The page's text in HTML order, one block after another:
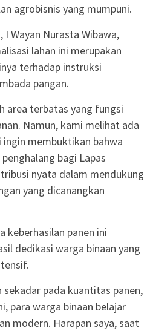
agrobisnis yang mumpuni.
I Wayan Nurasta Wibawa,
lahan ini merupakan
terhadap instruksi
pangan.
area terbatas yang fungsi
Namun, kami melihat ada
membuktikan bahwa
bagi Lapas
nyata dalam mendukung
yang dicanangkan
keberhasilan panen ini
dedikasi warga binaan yang
pada kuantitas panen,
para warga binaan belajar
modern. Harapan saya, saat